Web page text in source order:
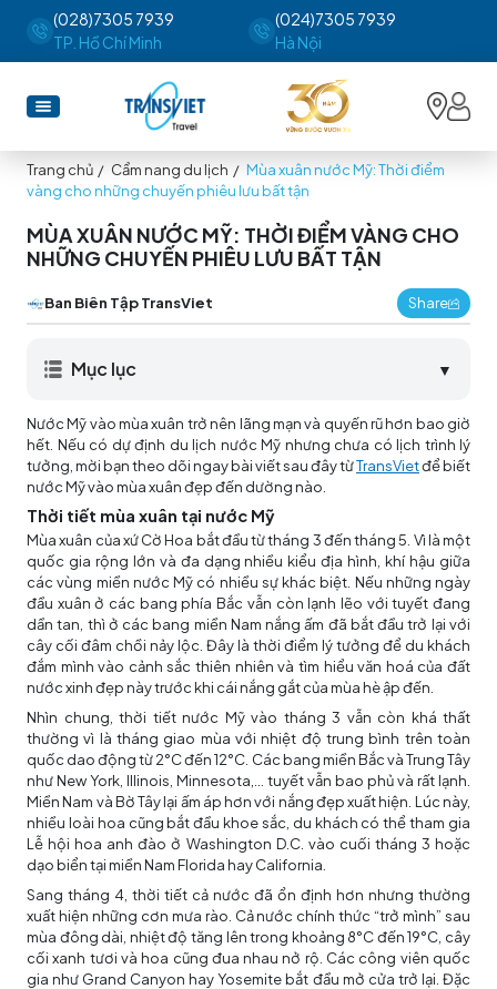
(028)7305 7939
TP. Hồ Chí Minh
(024)7305 7939
Hà Nội
Trang chủ / Cẩm nang du lịch / Mùa xuân nước Mỹ: Thời điểm
vàng cho những chuyến phiêu lưu bất tận
MÙA XUÂN NƯỚC MỸ: THỜI ĐIỂM VÀNG CHO
NHỮNG CHUYẾN PHIÊU LƯU BẤT TẬN
Ban Biên Tập TransViet Share
Mục lục ▼
Nước Mỹ vào mùa xuân trở nên lãng mạn và quyến rũ hơn bao giờ
hết. Nếu có dự định du lịch nước Mỹ nhưng chưa có lịch trình lý
tưởng, mời bạn theo dõi ngay bài viết sau đây từTransVietđể biết
nước Mỹ vào mùa xuân đẹp đến dường nào.
Thời tiết mùa xuân tại nước Mỹ
Mùa xuân của xứ Cờ Hoa bắt đầu từ tháng 3 đến tháng 5. Vì là một
quốc gia rộng lớn và đa dạng nhiều kiểu địa hình, khí hậu giữa
các vùng miền nước Mỹ có nhiều sự khác biệt. Nếu những ngày
đầu xuân ở các bang phía Bắc vẫn còn lạnh lẽo với tuyết đang
dần tan, thì ở các bang miền Nam nắng ấm đã bắt đầu trở lại với
cây cối đâm chồi nảy lộc. Đây là thời điểm lý tưởng để du khách
đắm mình vào cảnh sắc thiên nhiên và tìm hiểu văn hoá của đất
nước xinh đẹp này trước khi cái nắng gắt của mùa hè ập đến.
Nhìn chung, thời tiết nước Mỹ vào tháng 3 vẫn còn khá thất
thường vì là tháng giao mùa với nhiệt độ trung bình trên toàn
quốc dao động từ 2°C đến 12°C. Các bang miền Bắc và Trung Tây
như New York, Illinois, Minnesota,... tuyết vẫn bao phủ và rất lạnh.
Miền Nam và Bờ Tây lại ấm áp hơn với nắng đẹp xuất hiện. Lúc này,
nhiều loài hoa cũng bắt đầu khoe sắc, du khách có thể tham gia
Lễ hội hoa anh đào ở Washington D.C. vào cuối tháng 3 hoặc
dạo biển tại miền Nam Florida hay California.
Sang tháng 4, thời tiết cả nước đã ổn định hơn nhưng thường
xuất hiện những cơn mưa rào. Cả nước chính thức “trở mình” sau
mùa đông dài, nhiệt độ tăng lên trong khoảng 8°C đến 19°C, cây
cối xanh tươi và hoa cũng đua nhau nở rộ. Các công viên quốc
gia như Grand Canyon hay Yosemite bắt đầu mở cửa trở lại. Đặc